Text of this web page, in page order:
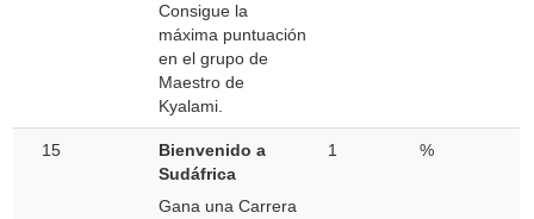
Consigue la
máxima puntuación
en el grupo de
Maestro de
Kyalami.
15
Bienvenido a
Sudáfrica
Gana una Carrera
1 %